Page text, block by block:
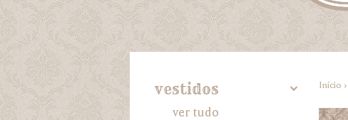
vestidos 4
ver tudo
Início ›